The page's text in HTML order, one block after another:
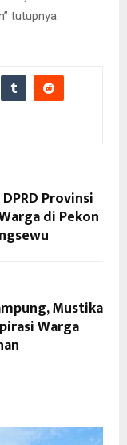
tutupnya.
Provinsi
di Pekon
Mustika
Warga